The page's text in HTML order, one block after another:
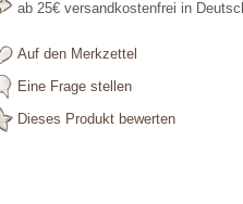
ab 25€ versandkostenfrei in
Auf den Merkzettel
Eine Frage stellen
Dieses Produkt bewerten